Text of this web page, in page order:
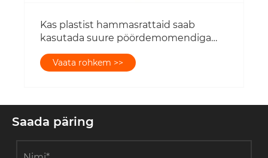
Kas plastist hammasrattaid saab
kasutada suure pöördemomendiga
rakendustes?
Vaata rohkem >>
Saada päring